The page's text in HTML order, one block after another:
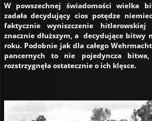
W powszechnej świadomości wielka
zadała decydujący cios potędze
faktycznie wyniszczenie hitlerowskiej
znacznie dłuższym, a decydujące bitwy
roku. Podobnie jak dla całego
pancernych to nie pojedyncza
rozstrzygnęła ostatecznie o ich klęsce.